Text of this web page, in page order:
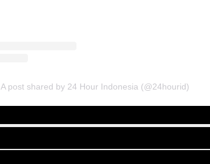
A post shared by 24 Hour Indonesia (@24hourid)